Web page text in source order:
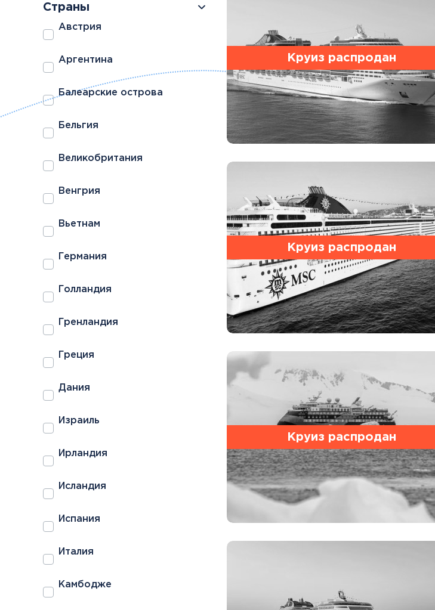
Дания
Ирландия
Исландия
Испания
Смотреть все
Велинград
Грузия
Ирландия
Исландия
Испания
Италия
Канада
Карибы
Кипр
Латвия
Литва
Польша
Португалия
Сардиния
Сицилия
Словакия
Тенерифе
Турция
Финляндия
Франция
Хорватия
Шотландия
Эстония
Южная Корея
Смотреть все
Регионы плавания
Полярный Круг
Северная Америка
Арктические круизы
Страны
Австрия
Аргентина
Балеарские острова
Бельгия
Великобритания
Венгрия
Вьетнам
Германия
Голландия
Гренландия
Греция
Дания
Израиль
Ирландия
Исландия
Испания
Италия
Камбодже
Круиз распродан
Круиз распродан
Круиз распродан